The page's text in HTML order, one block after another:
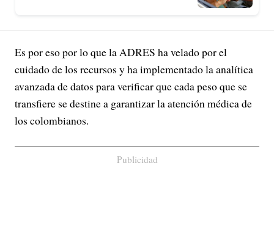
Es por eso por lo que la ADRES ha velado por el
cuidado de los recursos y ha implementado la analítica
avanzada de datos para verificar que cada peso que se
transfiere se destine a garantizar la atención médica de
los colombianos.
Publicidad